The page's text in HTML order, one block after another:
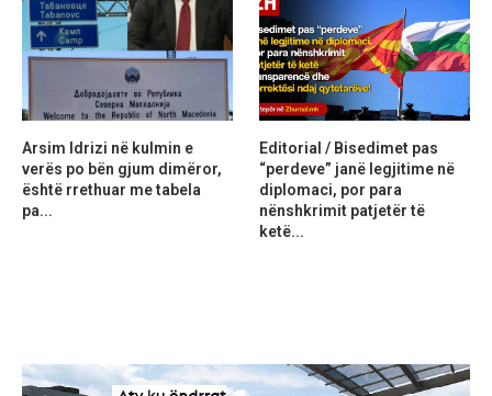
Arsim Idrizi në kulmin e
verës po bën gjum dimëror,
është rrethuar me tabela
pa...
Editorial / Bisedimet pas
“perdeve” janë legjitime në
diplomaci, por para
nënshkrimit patjetër të
ketë...